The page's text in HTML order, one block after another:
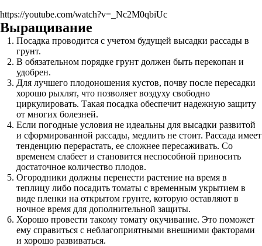
https://youtube.com/watch?v=_Nc2M0qbiUc
Выращивание
Посадка проводится с учетом будущей высадки рассады в
грунт.
В обязательном порядке грунт должен быть перекопан и
удобрен.
Для лучшего плодоношения кустов, почву после пересадки
хорошо рыхлят, что позволяет воздуху свободно
циркулировать. Такая посадка обеспечит надежную защиту
от многих болезней.
Если погодные условия не идеальны для высадки развитой
и сформированной рассады, медлить не стоит. Рассада имеет
тенденцию перерастать, ее сложнее пересаживать. Со
временем слабеет и становится неспособной приносить
достаточное количество плодов.
Огородники должны перенести растение на время в
теплицу либо посадить томаты с временным укрытием в
виде пленки на открытом грунте, которую оставляют в
ночное время для дополнительной защиты.
Хорошо провести такому томату окучивание. Это поможет
ему справиться с неблагоприятными внешними факторами
и хорошо развиваться.